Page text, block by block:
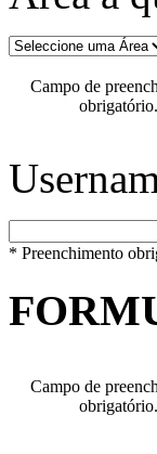
Campo de
obrigatório.
* Preenchimento
Campo de
obrigatório.